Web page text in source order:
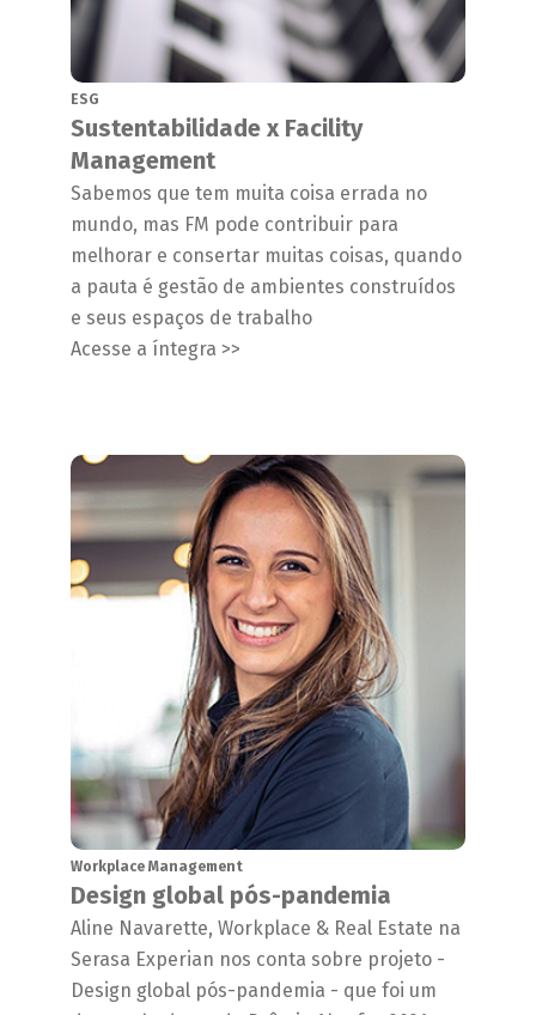
ESG
Sustentabilidade x Facility
Management
Sabemos que tem muita coisa errada no
mundo, mas FM pode contribuir para
melhorar e consertar muitas coisas, quando
a pauta é gestão de ambientes construídos
e seus espaços de trabalho
Acesse a íntegra >>
Workplace Management
Design global pós-pandemia
Aline Navarette, Workplace & Real Estate na
Serasa Experian nos conta sobre projeto -
Design global pós-pandemia - que foi um